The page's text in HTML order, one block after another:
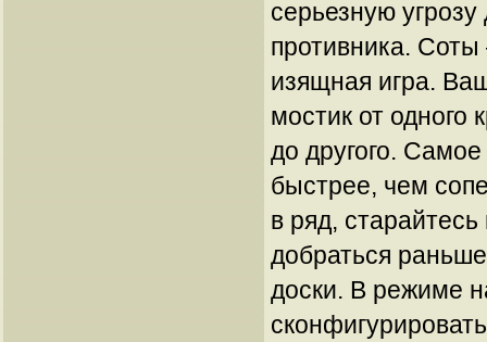
серьезную
противника.
изящная игра.
мостик от одного
до другого.
быстрее, чем
в ряд,
добраться
доски. В режиме